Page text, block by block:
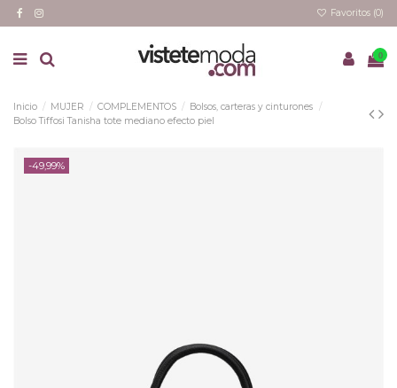
Favoritos (0)
0
Inicio MUJER COMPLEMENTOS
Bolsos, carteras y cinturones
Bolso Tiffosi Tanisha tote mediano efecto piel
-49,99%